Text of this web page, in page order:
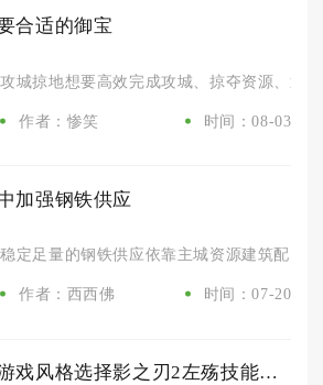
合适的御宝
攻城掠地想要高效完成攻城、掠夺资源、通
作者：惨笑 时间：08-03
加强钢铁供应
稳定足量的钢铁供应依靠主城资源建筑配比
作者：西西佛 时间：07-20
如何根据自己的游戏风格选择影之刃2左殇技能加点心法